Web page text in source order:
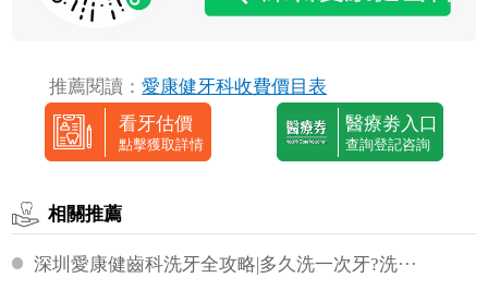
推薦閱讀：愛康健牙科收費價目表
看牙估價
點擊獲取詳情
醫療劵入口
查詢登記咨詢
相關推薦
深圳愛康健齒科洗牙全攻略|多久洗一次牙?洗···